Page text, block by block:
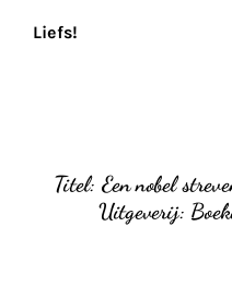
Liefs!
Titel: Een nobel
Uitgeverij: